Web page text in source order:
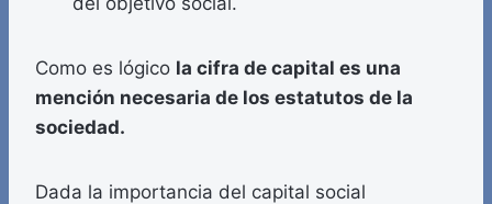
Como es lógico la cifra de capital es una
mención necesaria de los estatutos de la
sociedad.
Dada la importancia del capital social